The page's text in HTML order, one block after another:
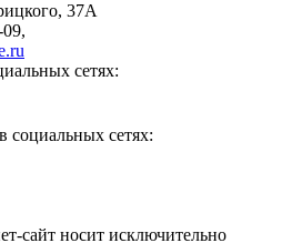
37А
09,
сетях:
социальных сетях:
сайт носит исключительно